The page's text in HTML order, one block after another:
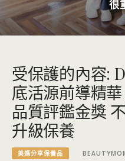
很
受保護的內容:
底活源前導精
品質評鑑金獎
升級保養
美媽分享保養品